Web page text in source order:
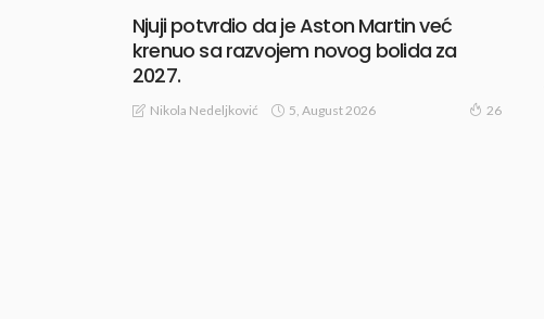
Njuji potvrdio da je Aston Martin već
krenuo sa razvojem novog bolida za
2027.
Nikola Nedeljković 5, August 2026 26